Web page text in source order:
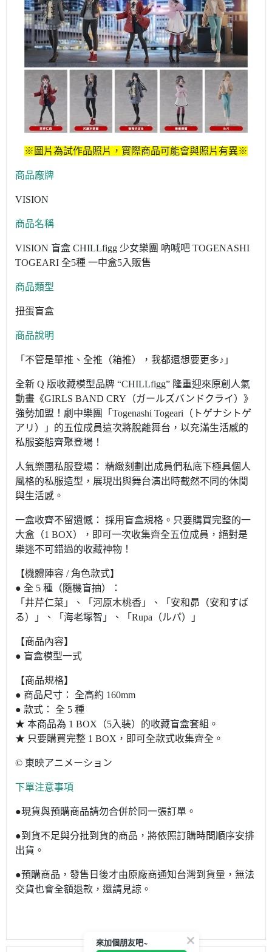
※圖片為試作品照片，實際商品可能會與照片有異※
商品廠牌
VISION
商品名稱
VISION 盲盒 CHILLfigg 少女樂團 吶喊吧 TOGENASHI
TOGEARI 全5種 一中盒5入販售
商品類型
扭蛋盲盒
商品說明
「不管是單推、全推（箱推），我都還想要更多♪」
全新 Q 版收藏模型品牌 “CHILLfigg” 隆重迎來原創人氣
動畫《GIRLS BAND CRY（ガールズバンドクライ）》
強勢加盟！劇中樂團「Togenashi Togeari（トゲナシトゲ
アリ）」的五位成員這次將脫離舞台，以充滿生活感的
私服姿態齊聚登場！
人氣樂團私服登場： 精緻刻劃出成員們私底下極具個人
風格的私服造型，展現出與舞台演出時截然不同的休閒
與生活感。
一盒收齊不留遺憾： 採用盲盒規格。只要購買完整的一
大盒（1 BOX），即可一次收集齊全五位成員，絕對是
樂迷不可錯過的收藏神物！
【機體陣容 / 角色款式】
● 全 5 種（隨機盲抽）：
「井芹仁菜」、「河原木桃香」、「安和昴（安和すば
る）」、「海老塚智」、「Rupa（ルパ）」
【商品內容】
● 盲盒模型一式
【商品規格】
● 商品尺寸： 全高約 160mm
● 款式： 全 5 種
★ 本商品為 1 BOX（5入裝）的收藏盲盒套組。
★ 只要購買完整 1 BOX，即可全款式收集齊全。
© 東映アニメーション
下單注意事項
●現貨與預購商品請勿合併於同一張訂單。
●到貨不足與分批到貨的商品，將依照訂購時間順序安排
出貨。
●預購商品，發售日後才由原廠商通知台灣到貨量，無法
交貨也會全額退款，還請見諒。
來加個朋友吧~